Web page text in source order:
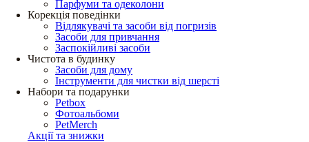
Парфуми та одеколони
Корекція поведінки
Відлякувачі та засоби від погризів
Засоби для привчання
Заспокійливі засоби
Чистота в будинку
Засоби для дому
Інструменти для чистки від шерсті
Набори та подарунки
Petbox
Фотоальбоми
PetMerch
Акції та знижки